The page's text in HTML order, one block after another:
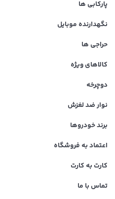
پارکابی ها
نگهدارنده موبایل
حراجی ها
کالاهای ویژه
دوچرخه
نوار ضد لغزش
برند خودروها
اعتماد به فروشگاه
کارت به کارت
تماس با ما